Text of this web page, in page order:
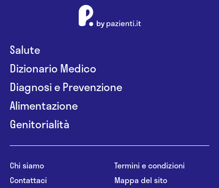
Salute
Dizionario Medico
Diagnosi e Prevenzione
Alimentazione
Genitorialità
Chi siamo
Contattaci
Termini e condizioni
Mappa del sito